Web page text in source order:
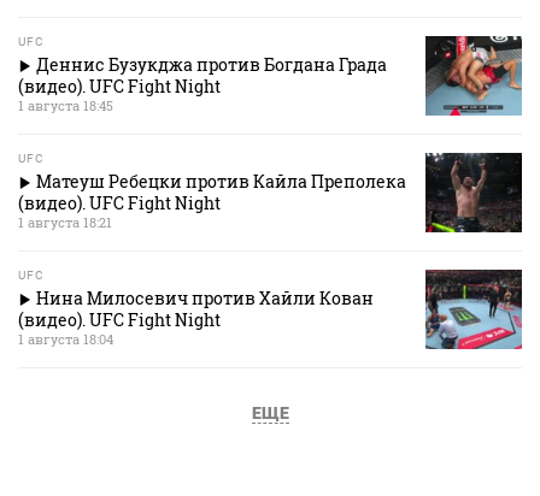
UFC
Деннис Бузукджа против Богдана Града
(видео). UFC Fight Night
1 августа 18:45
UFC
Матеуш Ребецки против Кайла Преполека
(видео). UFC Fight Night
1 августа 18:21
UFC
Нина Милосевич против Хайли Кован
(видео). UFC Fight Night
1 августа 18:04
ЕЩЕ